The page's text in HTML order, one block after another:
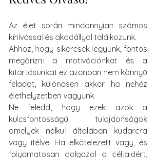
Az élet során mindannyian számos
kihívással és akadállyal találkozunk.
Ahhoz, hogy sikeresek legyünk, fontos
megőrizni a motivációnkat és a
kitartásunkat ez azonban nem könnyű
feladat, különösen akkor ha nehéz
élethelyzetben vagyunk.
Ne feledd, hogy ezek azok a
kulcsfontosságú tulajdonságok
amelyek nélkül általában kudarcra
vagy itélve. Ha elkötelezett vagy, és
folyamatosan dolgozol a céljaidért,